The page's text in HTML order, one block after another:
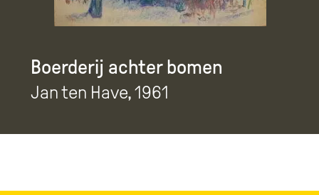
Boerderij achter bomen
Jan ten Have, 1961